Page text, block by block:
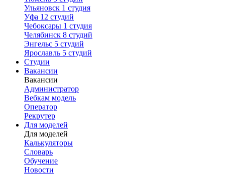
Ульяновск 1 студия
Уфа 12 студий
Чебоксары 1 студия
Челябинск 8 студий
Энгельс 5 студий
Ярославль 5 студий
Студии
Вакансии
Вакансии
Администратор
Вебкам модель
Оператор
Рекрутер
Для моделей
Для моделей
Калькуляторы
Словарь
Обучение
Новости